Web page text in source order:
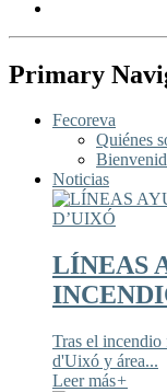
Primary
Fecoreva
Quiénes
Noticias
LÍNEAS
Tras el
d'Uixó y área...
Leer más+